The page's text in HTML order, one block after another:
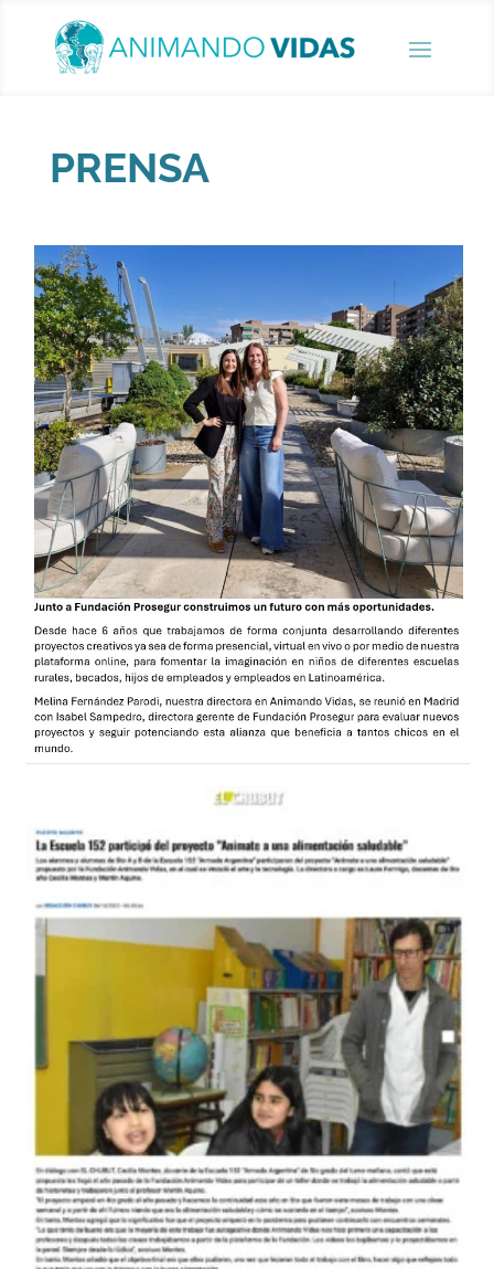
PRENSA